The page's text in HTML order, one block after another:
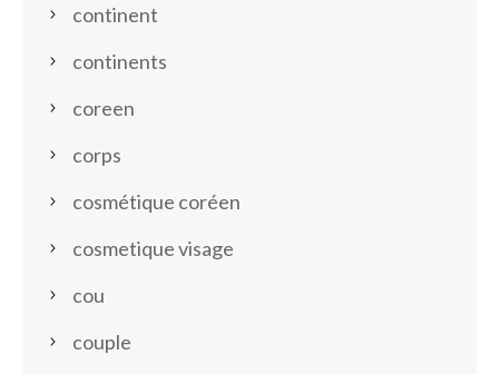
continent
continents
coreen
corps
cosmétique coréen
cosmetique visage
cou
couple